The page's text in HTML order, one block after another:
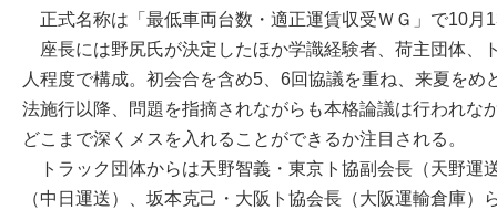
正式名称は「最低車両台数・適正運賃収受ＷＧ」で10月
座長には野尻氏が決定したほか学識経験者、荷主団体、
人程度で構成。初会合を含め5、6回協議を重ね、来夏をめ
法施行以降、問題を指摘されながらも本格論議は行われな
どこまで深くメスを入れることができるか注目される。
トラック団体からは天野智義・東京ト協副会長（天野運
（中日運送）、坂本克己・大阪ト協会長（大阪運輸倉庫）